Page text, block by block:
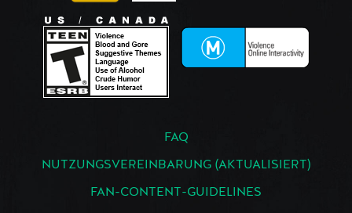
FAQ
NUTZUNGSVEREINBARUNG (AKTUALISIERT)
FAN-CONTENT-GUIDELINES